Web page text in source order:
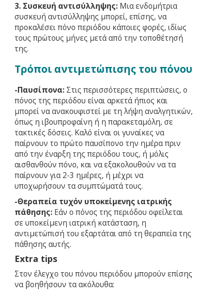
3. Συσκευή αντισύλληψης: Μια ενδομήτρια
συσκευή αντισύλληψης μπορεί, επίσης, να
προκαλέσει πόνο περιόδου κάποιες φορές, ιδίως
τους πρώτους μήνες μετά από την τοποθέτησή
της.
Τρόποι αντιμετώπισης του πόνου
-Παυσίπονα: Στις περισσότερες περιπτώσεις, ο
πόνος της περιόδου είναι αρκετά ήπιος και
μπορεί να ανακουφιστεί με τη λήψη αναλγητικών,
όπως η ιβουπροφαίνη ή η παρακεταμόλη, σε
τακτικές δόσεις. Καλό είναι οι γυναίκες να
παίρνουν το πρώτο παυσίπονο την ημέρα πριν
από την έναρξη της περιόδου τους, ή μόλις
αισθανθούν πόνο, και να εξακολουθούν να τα
παίρνουν για 2-3 ημέρες, ή μέχρι να
υποχωρήσουν τα συμπτώματά τους.
-Θεραπεία τυχόν υποκείμενης ιατρικής
πάθησης: Εάν ο πόνος της περιόδου οφείλεται
σε υποκείμενη ιατρική κατάσταση, η
αντιμετώπισή του εξαρτάται από τη θεραπεία της
πάθησης αυτής.
Extra tips
Στον έλεγχο του πόνου περιόδου μπορούν επίσης
να βοηθήσουν τα ακόλουθα: